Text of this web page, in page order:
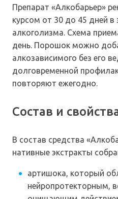
Препарат «Алкобарьер»
курсом от 30 до 45 дней в
алкоголизма. Схема
день. Порошок можно
алкозависимого без его
долговременной
повторяют ежегодно.
Состав и
В состав средства
нативные экстракты
артишока, который
нейропротекторным,